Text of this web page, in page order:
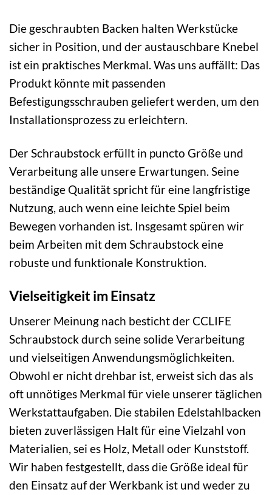
Die geschraubten Backen halten Werkstücke
sicher in Position, und der austauschbare Knebel
ist ein praktisches Merkmal. Was uns auffällt: Das
Produkt könnte mit passenden
Befestigungsschrauben geliefert werden, um den
Installationsprozess zu erleichtern.
Der Schraubstock erfüllt in puncto Größe und
Verarbeitung alle unsere Erwartungen. Seine
beständige Qualität spricht für eine langfristige
Nutzung, auch wenn eine leichte Spiel beim
Bewegen vorhanden ist. Insgesamt spüren wir
beim Arbeiten mit dem Schraubstock eine
robuste und funktionale Konstruktion.
Vielseitigkeit im Einsatz
Unserer Meinung nach besticht der CCLIFE
Schraubstock durch seine solide Verarbeitung
und vielseitigen Anwendungsmöglichkeiten.
Obwohl er nicht drehbar ist, erweist sich das als
oft unnötiges Merkmal für viele unserer täglichen
Werkstattaufgaben. Die stabilen Edelstahlbacken
bieten zuverlässigen Halt für eine Vielzahl von
Materialien, sei es Holz, Metall oder Kunststoff.
Wir haben festgestellt, dass die Größe ideal für
den Einsatz auf der Werkbank ist und weder zu